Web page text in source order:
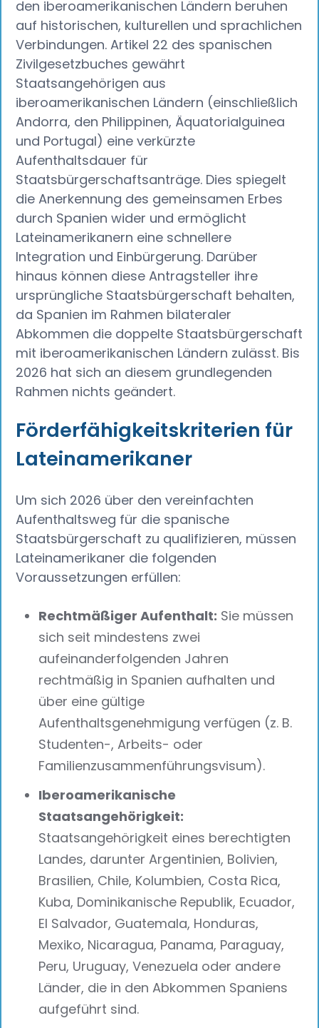
den iberoamerikanischen Ländern beruhen
auf historischen, kulturellen und sprachlichen
Verbindungen. Artikel 22 des spanischen
Zivilgesetzbuches gewährt
Staatsangehörigen aus
iberoamerikanischen Ländern (einschließlich
Andorra, den Philippinen, Äquatorialguinea
und Portugal) eine verkürzte
Aufenthaltsdauer für
Staatsbürgerschaftsanträge. Dies spiegelt
die Anerkennung des gemeinsamen Erbes
durch Spanien wider und ermöglicht
Lateinamerikanern eine schnellere
Integration und Einbürgerung. Darüber
hinaus können diese Antragsteller ihre
ursprüngliche Staatsbürgerschaft behalten,
da Spanien im Rahmen bilateraler
Abkommen die doppelte Staatsbürgerschaft
mit iberoamerikanischen Ländern zulässt. Bis
2026 hat sich an diesem grundlegenden
Rahmen nichts geändert.
Förderfähigkeitskriterien für
Lateinamerikaner
Um sich 2026 über den vereinfachten
Aufenthaltsweg für die spanische
Staatsbürgerschaft zu qualifizieren, müssen
Lateinamerikaner die folgenden
Voraussetzungen erfüllen:
Rechtmäßiger Aufenthalt: Sie müssen
sich seit mindestens zwei
aufeinanderfolgenden Jahren
rechtmäßig in Spanien aufhalten und
über eine gültige
Aufenthaltsgenehmigung verfügen (z. B.
Studenten-, Arbeits- oder
Familienzusammenführungsvisum).
Iberoamerikanische
Staatsangehörigkeit:
Staatsangehörigkeit eines berechtigten
Landes, darunter Argentinien, Bolivien,
Brasilien, Chile, Kolumbien, Costa Rica,
Kuba, Dominikanische Republik, Ecuador,
El Salvador, Guatemala, Honduras,
Mexiko, Nicaragua, Panama, Paraguay,
Peru, Uruguay, Venezuela oder andere
Länder, die in den Abkommen Spaniens
aufgeführt sind.